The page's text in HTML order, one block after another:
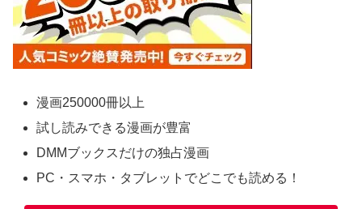
漫画250000冊以上
試し読みできる漫画が豊富
DMMブックスだけの独占漫画
PC・スマホ・タブレットでどこでも読める！